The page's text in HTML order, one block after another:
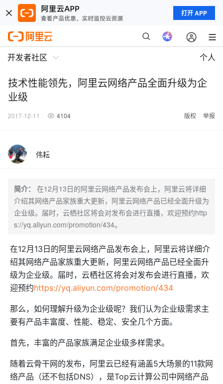
打开 APP
开发者社区 个人
技术性能领先，阿里云网络产品全面升级为企
业级
2017-12-11 4104 版权 举报
伟耘
简介：
在12月13日的阿里云网络产品发布会上，阿里云将详细
介绍其网络产品家族重大更新，阿里云网络产品已经全面升级为
企业级。届时，云栖社区将会对发布会进行直播，欢迎预约http
s://yq.aliyun.com/promotion/434。
在12月13日的阿里云网络产品发布会上，阿里云将详细介
绍其网络产品家族重大更新，阿里云网络产品已经全面升
级为企业级。届时，云栖社区将会对发布会进行直播，欢
迎预约https://yq.aliyun.com/promotion/434
那么，如何理解升级为企业级呢？我们认为企业级需求主
要有产品丰富度、性能、稳定、安全几个方面。
首先，丰富的产品家族满足企业级多样需求。
随着云骨干网的发布，阿里云已经有涵盖5大场景的11款网
络产品（还不包括DNS），是Top云计算公司中网络产品